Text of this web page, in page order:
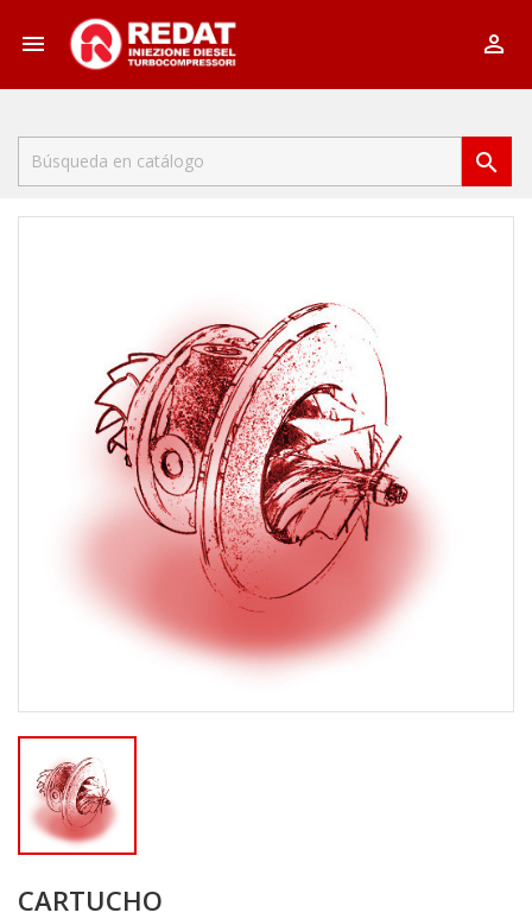
 

CARTUCHO